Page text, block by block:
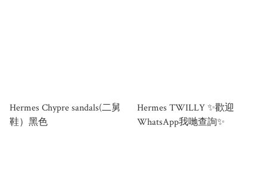
Hermes Chypre sandals(二舅
鞋）黑色
Hermes TWILLY ✨歡迎
WhatsApp我哋查詢✨